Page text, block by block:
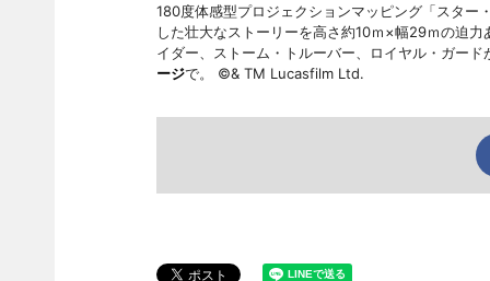
180度体感型プロジェクションマッピング「スタ
した壮大なストーリーを高さ約10ｍ×幅29ｍの迫
イダー、ストーム・トルーバー、ロイヤル・ガー
ージで。 ©& TM Lucasfilm Ltd.